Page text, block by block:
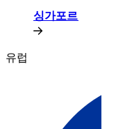
싱가포르​​
유럽​​